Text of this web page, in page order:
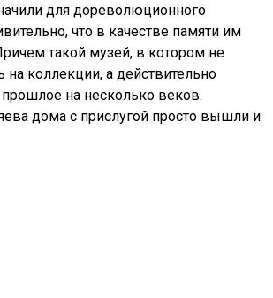
для дореволюционного
что в качестве памяти им
такой музей, в котором не
на коллекции, а действительно
на несколько веков.
дома с прислугой просто вышли и